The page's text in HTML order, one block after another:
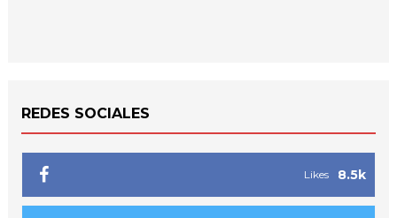
REDES SOCIALES
8.5k
Likes